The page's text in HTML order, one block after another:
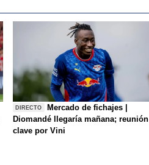
DIRECTO
Mercado de fichajes |
Diomandé llegaría mañana; reunión
clave por Vini